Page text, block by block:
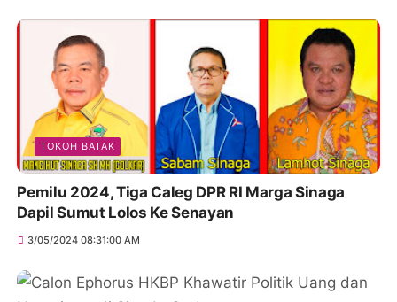
TOKOH BATAK
Pemilu 2024, Tiga Caleg DPR RI Marga Sinaga
Dapil Sumut Lolos Ke Senayan
3/05/2024 08:31:00 AM